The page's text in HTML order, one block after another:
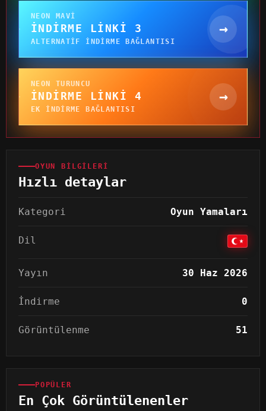
NEON MAVI
İNDIRME LINKI 3
ALTERNATIF INDIRME BAĞLANTISI
→
NEON TURUNCU
İNDIRME LINKI 4
EK INDIRME BAĞLANTISI
→
OYUN BILGILERI
Hızlı detaylar
Kategori Oyun Yamaları
Dil
Yayın 30 Haz 2026
İndirme 0
Görüntülenme 51
POPÜLER
En Çok Görüntülenenler